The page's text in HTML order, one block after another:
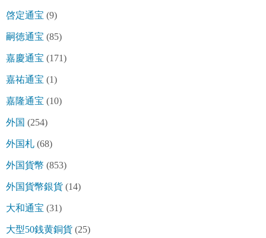
啓定通宝 (9)
嗣徳通宝 (85)
嘉慶通宝 (171)
嘉祐通宝 (1)
嘉隆通宝 (10)
外国 (254)
外国札 (68)
外国貨幣 (853)
外国貨幣銀貨 (14)
大和通宝 (31)
大型50銭黄銅貨 (25)